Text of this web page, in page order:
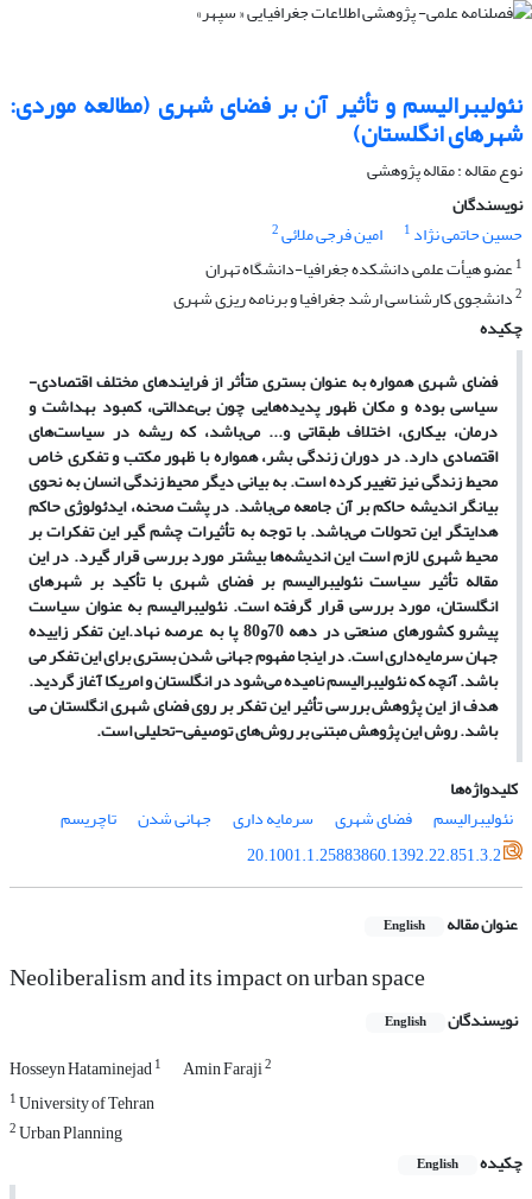
نئولیبرالیسم و تأثیر آن بر فضای شهری (مطالعه موردی:
شهرهای انگلستان)
نوع مقاله : مقاله پژوهشی
نویسندگان
حسین حاتمی نژاد 1 امین فرجی ملائی2
1عضو هیأت علمی دانشکده جغرافیا-دانشگاه تهران
2دانشجوی کارشناسی ارشد جغرافیا و برنامه ریزی شهری
چکیده
فضای شهری همواره به عنوان بستری متأثر از فرایندهای مختلف اقتصادی-
سیاسی بوده و مکان ظهور پدیدههایی چون بیعدالتی، کمبود بهداشت و
درمان، بیکاری، اختلاف طبقاتی و... میباشد، که ریشه در سیاستهای
اقتصادی دارد. در دوران زندگی بشر، همواره با ظهور مکتب و تفکری خاص
محیط زندگی نیز تغییر کرده است. به بیانی دیگر محیط زندگی انسان به نحوی
بیانگر اندیشه حاکم بر آن جامعه میباشد. در پشت صحنه، ایدئولوژی حاکم
هدایتگر این تحولات میباشد. با توجه به تأثیرات چشم گیر این تفکرات بر
محیط شهری لازم است این اندیشهها بیشتر مورد بررسی قرار گیرد. در این
مقاله تأثیر سیاست نئولیبرالیسم بر فضای شهری با تأکید بر شهرهای
انگلستان، مورد بررسی قرار گرفته است. نئولیبرالیسم به عنوان سیاست
پیشرو کشورهای صنعتی در دهه 70و80 پا به عرصه نهاد.این تفکر زاییده
جهان سرمایهداری است. در اینجا مفهوم جهانی شدن بستری برای این تفکر می
باشد. آنچه که نئولیبرالیسم نامیده میشود در انگلستان و امریکا آغاز گردید.
هدف از این پژوهش بررسی تأثیر این تفکر بر روی فضای شهری انگلستان می
باشد. روش این پژوهش مبتنی بر روشهای توصیفی-تحلیلی است.
کلیدواژه‌ها
نئولیبرالیسم
فضای شهری سرمایه داری جهانی شدن
تاچریسم
20.1001.1.25883860.1392.22.851.3.2
عنوان مقاله English
Neoliberalism and its impact on urban space
نویسندگان English
Hosseyn Hataminejad1 Amin Faraji2
1University of Tehran
2Urban Planning
چکیده
English